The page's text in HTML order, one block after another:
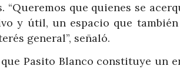
“Queremos que quienes se
y útil, un espacio que
general”, señaló.
Pasito Blanco constituye un